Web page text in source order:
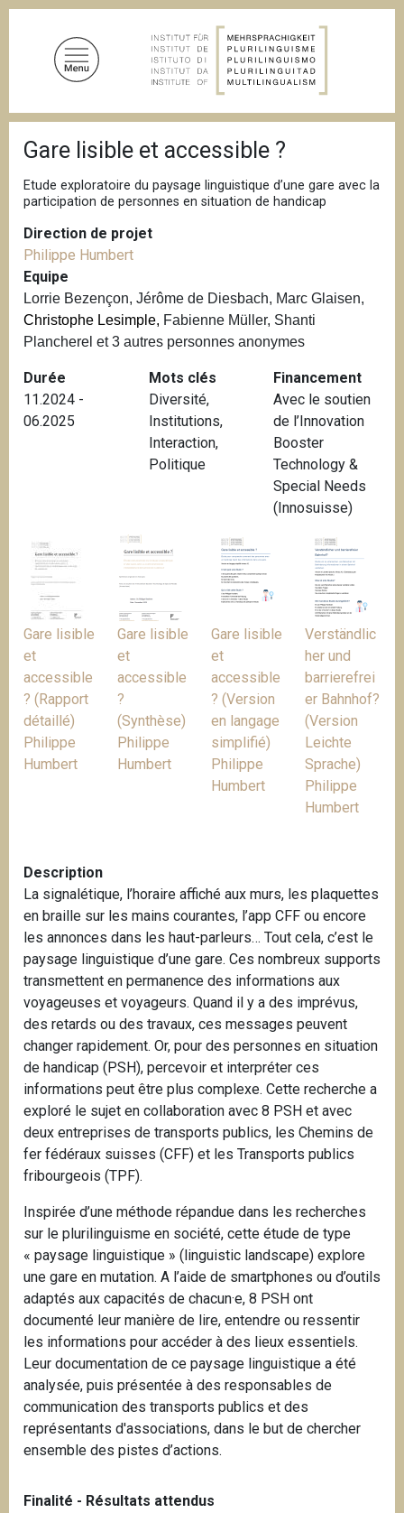
i
l
d
'
A
r
a
n
e
Gare lisible et accessible ?
Etude exploratoire du paysage linguistique d’une gare avec la
participation de personnes en situation de handicap
Direction de projet
Philippe Humbert
Equipe
Lorrie Bezençon, Jérôme de Diesbach, Marc Glaisen,
Christophe Lesimple, Fabienne Müller, Shanti
Plancherel et 3 autres personnes anonymes
Durée
11.2024 -
06.2025
Mots clés
Diversité,
Institutions,
Interaction,
Politique
Financement
Avec le soutien
de l’Innovation
Booster
Technology &
Special Needs
(Innosuisse)
Gare lisible
et
accessible
? (Rapport
détaillé)
Philippe
Humbert
Gare lisible
et
accessible
?
(Synthèse)
Philippe
Humbert
Gare lisible
et
accessible
? (Version
en langage
simplifié)
Philippe
Humbert
Verständlic
her und
barrierefrei
er Bahnhof?
(Version
Leichte
Sprache)
Philippe
Humbert
Description
La signalétique, l’horaire affiché aux murs, les plaquettes
en braille sur les mains courantes, l’app CFF ou encore
les annonces dans les haut-parleurs… Tout cela, c’est le
paysage linguistique d’une gare. Ces nombreux supports
transmettent en permanence des informations aux
voyageuses et voyageurs. Quand il y a des imprévus,
des retards ou des travaux, ces messages peuvent
changer rapidement. Or, pour des personnes en situation
de handicap (PSH), percevoir et interpréter ces
informations peut être plus complexe. Cette recherche a
exploré le sujet en collaboration avec 8 PSH et avec
deux entreprises de transports publics, les Chemins de
fer fédéraux suisses (CFF) et les Transports publics
fribourgeois (TPF).
Inspirée d’une méthode répandue dans les recherches
sur le plurilinguisme en société, cette étude de type
« paysage linguistique » (linguistic landscape) explore
une gare en mutation. A l’aide de smartphones ou d’outils
adaptés aux capacités de chacun·e, 8 PSH ont
documenté leur manière de lire, entendre ou ressentir
les informations pour accéder à des lieux essentiels.
Leur documentation de ce paysage linguistique a été
analysée, puis présentée à des responsables de
communication des transports publics et des
représentants d'associations, dans le but de chercher
ensemble des pistes d’actions.
Finalité - Résultats attendus